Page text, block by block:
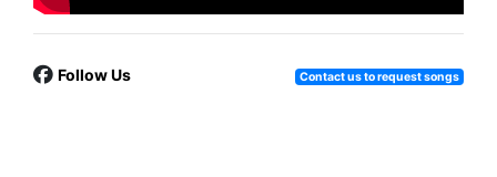
Follow Us Contact us to request songs